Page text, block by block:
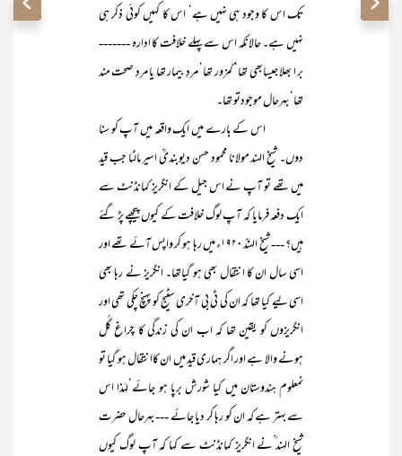
تک اس کا وجود ہی نہیں ہے‘ اس کا کہیں کوئی ذکر ہی
نہیں ہے۔ حالانکہ اس سے پہلے خلافت کا ادارہ -------
بر ا بھلا جیسابھی تھا‘ کمزور تھا‘ مردِ بیمار تھا یا مردِ صحت مند
تھا‘ بہرحال موجودتو تھا۔
اس کے بارے میں ایک واقعہ میں آپ کو سنا
دوں۔ شیخ الہند مولانا محمود حسن دیوبندیؒ اسیر مالٹا جب قید
میں تھے تو آپ نے اس جیل کے انگریز کمانڈنٹ سے
ایک دفعہ فرمایا کہ آپ لوگ خلافت کے کیوں پیچھے پڑ گئے
ہیں؟ --- شیخ الہندؒ ۱۹۲۰ء میں رہا ہو کر واپس آئے تھے اور
اسی سال ان کا انتقال بھی ہو گیاتھا۔ انگریز نے رہا بھی
اسی لیے کیا تھا کہ ان کی ٹی بی آخری سٹیج کو پہنچ چکی تھی اور
انگریزوں کویقین تھا کہ اب ان کی زندگی کا چراغ گُل
ہونے والا ہے اور اگر ہماری قید میں ان کاانتقال ہو گیا تو
نمعلوم ہندوستان میں کیا شورش برپا ہو جائے‘لہٰذا اس
سے بہتر ہے کہ ان کو رہا کر دیا جائے --- بہرحال حضرت
شیخ الہند ؒنے انگریز کمانڈنٹ سے کہا کہ آپ لوگ کیوں